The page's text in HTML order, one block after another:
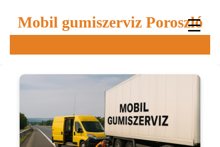
Mobil gumiszerviz Poroszló